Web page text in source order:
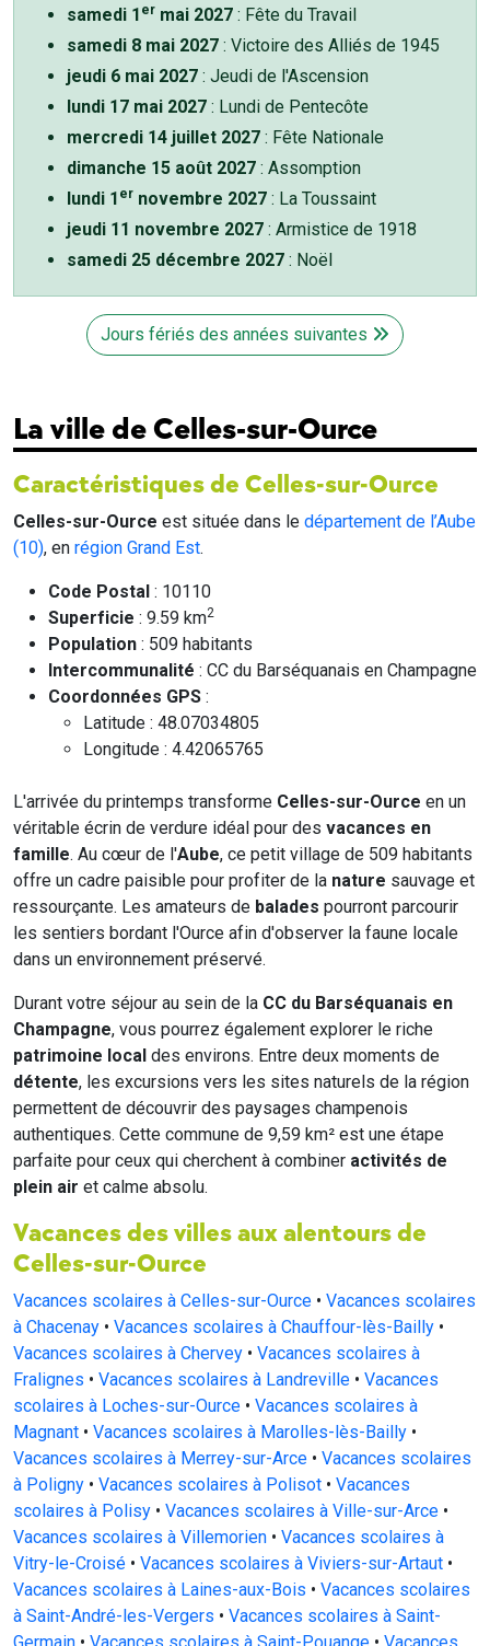
samedi 1 er mai 2027 : Fête du Travail
samedi 8 mai 2027 : Victoire des Alliés de 1945
jeudi 6 mai 2027 : Jeudi de l'Ascension
lundi 17 mai 2027 : Lundi de Pentecôte
mercredi 14 juillet 2027 : Fête Nationale
dimanche 15 août 2027 : Assomption
lundi 1 er novembre 2027 : La Toussaint
jeudi 11 novembre 2027 : Armistice de 1918
samedi 25 décembre 2027 : Noël
Jours fériés des années suivantes
La ville de Celles-sur-Ource
Caractéristiques de Celles-sur-Ource
Celles-sur-Ource est située dans le département de l’Aube
(10), en région Grand Est.
Code Postal : 10110
Superficie : 9.59 km2
Population : 509 habitants
Intercommunalité : CC du Barséquanais en Champagne
Coordonnées GPS :
Latitude : 48.07034805
Longitude : 4.42065765
L'arrivée du printemps transforme Celles-sur-Ource en un
véritable écrin de verdure idéal pour des vacances en
famille. Au cœur de l'Aube, ce petit village de 509 habitants
offre un cadre paisible pour profiter de la nature sauvage et
ressourçante. Les amateurs de balades pourront parcourir
les sentiers bordant l'Ource afin d'observer la faune locale
dans un environnement préservé.
Durant votre séjour au sein de la CC du Barséquanais en
Champagne, vous pourrez également explorer le riche
patrimoine local des environs. Entre deux moments de
détente, les excursions vers les sites naturels de la région
permettent de découvrir des paysages champenois
authentiques. Cette commune de 9,59 km² est une étape
parfaite pour ceux qui cherchent à combiner activités de
plein air et calme absolu.
Vacances des villes aux alentours de
Celles-sur-Ource
Vacances scolaires à Celles-sur-Ource • Vacances scolaires
à Chacenay • Vacances scolaires à Chauffour-lès-Bailly •
Vacances scolaires à Chervey • Vacances scolaires à
Fralignes • Vacances scolaires à Landreville • Vacances
scolaires à Loches-sur-Ource • Vacances scolaires à
Magnant • Vacances scolaires à Marolles-lès-Bailly •
Vacances scolaires à Merrey-sur-Arce • Vacances scolaires
à Poligny • Vacances scolaires à Polisot • Vacances
scolaires à Polisy • Vacances scolaires à Ville-sur-Arce •
Vacances scolaires à Villemorien • Vacances scolaires à
Vitry-le-Croisé • Vacances scolaires à Viviers-sur-Artaut •
Vacances scolaires à Laines-aux-Bois • Vacances scolaires
à Saint-André-les-Vergers • Vacances scolaires à Saint-